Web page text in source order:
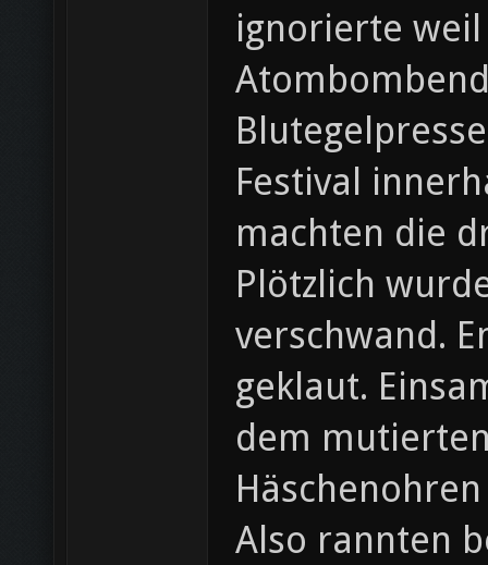
ignorierte
Festival
machten die
Plötzlich
verschwand.
geklaut.
dem
Also rannten